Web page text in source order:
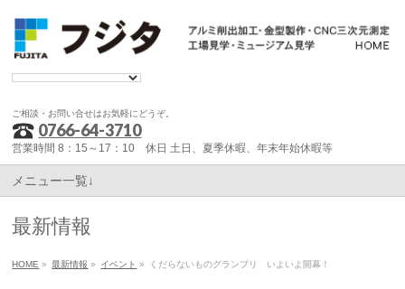
ご相談・お問い合せはお気軽にどうぞ。
0766-64-3710
営業時間 8：15～17：10 休日 土日、夏季休暇、年末年始休暇等
メニュー一覧↓
最新情報
HOME » 最新情報 » イベント » くだらないものグランプリ いよいよ開幕！